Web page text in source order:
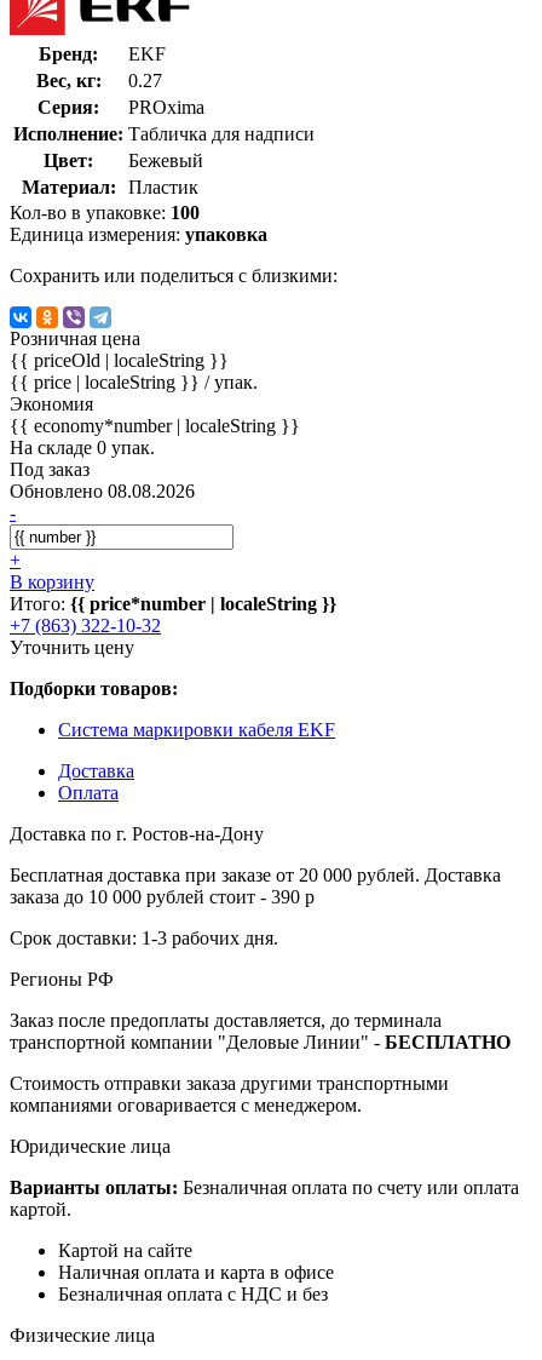
Бренд:
EKF
Вес, кг:
0.27
Серия:
PROxima
Исполнение: Табличка для надписи
Цвет:
Бежевый
Материал:
Пластик
Кол-во в упаковке: 100
Единица измерения: упаковка
Сохранить или поделиться с близкими:
Розничная цена
{{ priceOld | localeString }}
{{ price | localeString }} / упак.
Экономия
{{ economy*number | localeString }}
На складе 0 упак.
Под заказ
Обновлено 08.08.2026
-
+
В корзину
Итого: {{ price*number | localeString }}
+7 (863) 322-10-32
Уточнить цену
Подборки товаров:
Система маркировки кабеля EKF
Доставка
Оплата
Доставка по г. Ростов-на-Дону
Бесплатная доставка при заказе от 20 000 рублей. Доставка
заказа до 10 000 рублей стоит - 390 р
Срок доставки: 1-3 рабочих дня.
Регионы РФ
Заказ после предоплаты доставляется, до терминала
транспортной компании "Деловые Линии" - БЕСПЛАТНО
Стоимость отправки заказа другими транспортными
компаниями оговаривается с менеджером.
Юридические лица
Варианты оплаты: Безналичная оплата по счету или оплата
картой.
Картой на сайте
Наличная оплата и карта в офисе
Безналичная оплата с НДС и без
Физические лица